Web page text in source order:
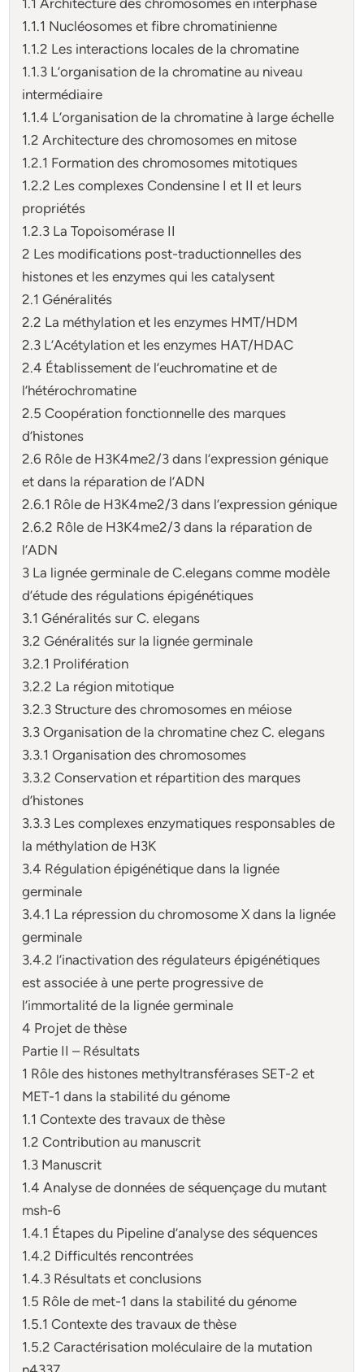
1.1.1 Nucléosomes et fibre chromatinienne
1.1.2 Les interactions locales de la chromatine
1.1.3 L’organisation de la chromatine au niveau
intermédiaire
1.1.4 L’organisation de la chromatine à large échelle
1.2 Architecture des chromosomes en mitose
1.2.1 Formation des chromosomes mitotiques
1.2.2 Les complexes Condensine I et II et leurs
propriétés
1.2.3 La Topoisomérase II
2 Les modifications post-traductionnelles des
histones et les enzymes qui les catalysent
2.1 Généralités
2.2 La méthylation et les enzymes HMT/HDM
2.3 L’Acétylation et les enzymes HAT/HDAC
2.4 Établissement de l’euchromatine et de
l’hétérochromatine
2.5 Coopération fonctionnelle des marques
d’histones
2.6 Rôle de H3K4me2/3 dans l’expression génique
et dans la réparation de l’ADN
2.6.1 Rôle de H3K4me2/3 dans l’expression génique
2.6.2 Rôle de H3K4me2/3 dans la réparation de
l’ADN
3 La lignée germinale de C.elegans comme modèle
d’étude des régulations épigénétiques
3.1 Généralités sur C. elegans
3.2 Généralités sur la lignée germinale
3.2.1 Prolifération
3.2.2 La région mitotique
3.2.3 Structure des chromosomes en méiose
3.3 Organisation de la chromatine chez C. elegans
3.3.1 Organisation des chromosomes
3.3.2 Conservation et répartition des marques
d’histones
3.3.3 Les complexes enzymatiques responsables de
la méthylation de H3K
3.4 Régulation épigénétique dans la lignée
germinale
3.4.1 La répression du chromosome X dans la lignée
germinale
3.4.2 l’inactivation des régulateurs épigénétiques
est associée à une perte progressive de
l’immortalité de la lignée germinale
4 Projet de thèse
Partie II – Résultats
1 Rôle des histones methyltransférases SET-2 et
MET-1 dans la stabilité du génome
1.1 Contexte des travaux de thèse
1.2 Contribution au manuscrit
1.3 Manuscrit
1.4 Analyse de données de séquençage du mutant
msh-6
1.4.1 Étapes du Pipeline d’analyse des séquences
1.4.2 Difficultés rencontrées
1.4.3 Résultats et conclusions
1.5 Rôle de met-1 dans la stabilité du génome
1.5.1 Contexte des travaux de thèse
1.5.2 Caractérisation moléculaire de la mutation